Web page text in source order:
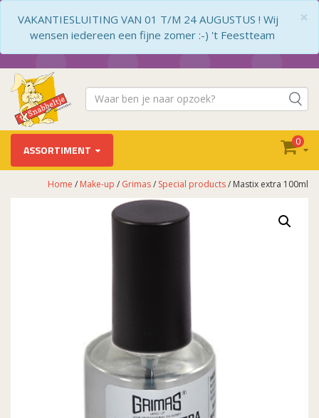
×
VAKANTIESLUITING VAN 01 T/M 24 AUGUSTUS ! Wij
wensen iedereen een fijne zomer :-) 't Feestteam
ASSORTIMENT
0
Home / Make-up / Grimas/ Special products/ Mastix extra 100ml